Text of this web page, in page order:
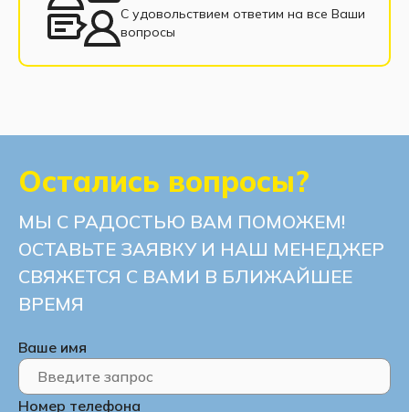
С удовольствием ответим на все Ваши
вопросы
Остались вопросы?
МЫ С РАДОСТЬЮ ВАМ ПОМОЖЕМ!
ОСТАВЬТЕ ЗАЯВКУ И НАШ МЕНЕДЖЕР
СВЯЖЕТСЯ С ВАМИ В БЛИЖАЙШЕЕ
ВРЕМЯ
Ваше имя
Номер телефона